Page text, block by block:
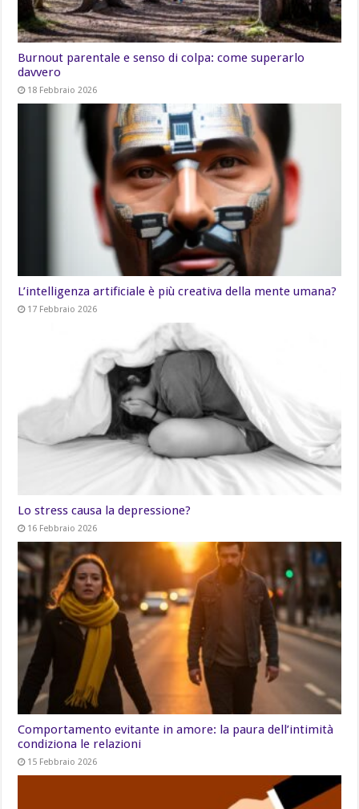
Burnout parentale e senso di colpa: come superarlo
davvero
18 Febbraio 2026
L’intelligenza artificiale è più creativa della mente umana?
17 Febbraio 2026
Lo stress causa la depressione?
16 Febbraio 2026
Comportamento evitante in amore: la paura dell’intimità
condiziona le relazioni
15 Febbraio 2026